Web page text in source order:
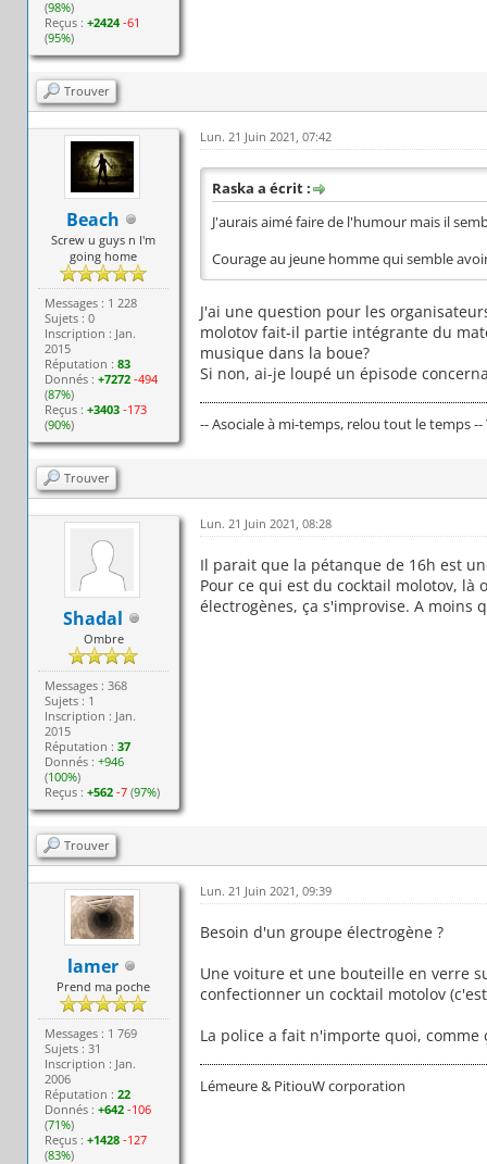
(98%)
Reçus :+2424 -61
(95%)
Trouver
Beach
Screw u guys n I'm
going home
Messages : 1 228
Sujets : 0
Inscription : Jan.
2015
Réputation :83
Donnés :+7272 -494
(87%)
Reçus :+3403 -173
(90%)
Lun. 21 Juin 2021, 07:42
Raska a écrit :
J'aurais aimé faire de l'humour mais il
Courage au jeune homme qui semble
J'ai une question pour les
molotov fait-il partie intégrante du
musique dans la boue?
Si non, ai-je loupé un épisode
-- Asociale à mi-temps, relou tout le temps
Trouver
Shadal
Ombre
Messages : 368
Sujets : 1
Inscription : Jan.
2015
Réputation :37
Donnés :+946
(100%)
Reçus :+562 -7 (97%)
Lun. 21 Juin 2021, 08:28
Il parait que la pétanque de 16h est
Pour ce qui est du cocktail molotov, là
électrogènes, ça s'improvise. A
Trouver
lamer
Prend ma poche
Messages : 1 769
Sujets : 31
Inscription : Jan.
2006
Réputation :22
Donnés :+642 -106
(71%)
Reçus :+1428 -127
(83%)
Lun. 21 Juin 2021, 09:39
Besoin d'un groupe électrogène ?
Une voiture et une bouteille en verre
confectionner un cocktail motolov
La police a fait n'importe quoi, comme
Lémeure & PitiouW corporation